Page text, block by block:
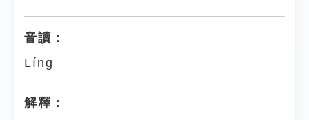
音讀：
Líng
解釋：